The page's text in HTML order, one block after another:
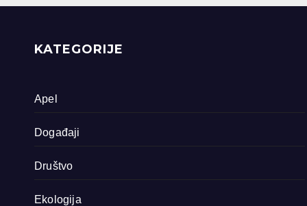
priride koja
države
KATEGORIJE
Apel
Događaji
Društvo
Ekologija